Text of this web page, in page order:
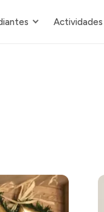
Actividades